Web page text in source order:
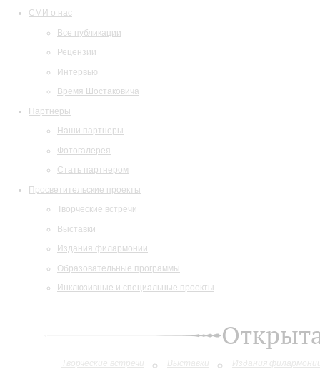
СМИ о нас
Все публикации
Рецензии
Интервью
Время Шостаковича
Партнеры
Наши партнеры
Фотогалерея
Стать партнером
Просветительские проекты
Творческие встречи
Выставки
Издания филармонии
Образовательные программы
Инклюзивные и специальные проекты
Творческие встречи Выставки Издания